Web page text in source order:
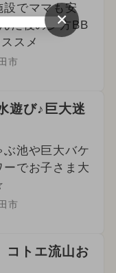
設でママも安
だ後の夕方BB
スメ
市
遊び♪巨大迷
ぶ池や巨大バケ
ーでお子さま大
市
トエ流山お
×